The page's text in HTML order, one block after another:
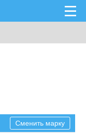
Сменить марку